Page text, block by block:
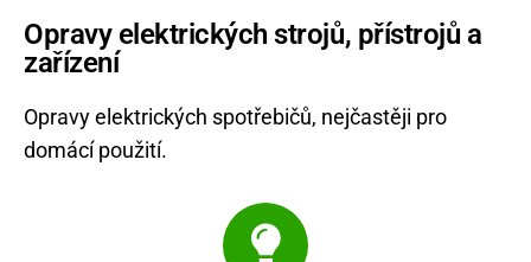
Opravy elektrických strojů, přístrojů a
zařízení
Opravy elektrických spotřebičů, nejčastěji pro
domácí použití.